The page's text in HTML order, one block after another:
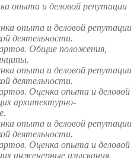
опыта и деловой репутации
опыта и деловой репутации
деятельности.
Общие положения,
опыта и деловой репутации
деятельности.
Оценка опыта и деловой
архитектурно-
опыта и деловой репутации
деятельности.
Оценка опыта и деловой
инженерные изыскания.